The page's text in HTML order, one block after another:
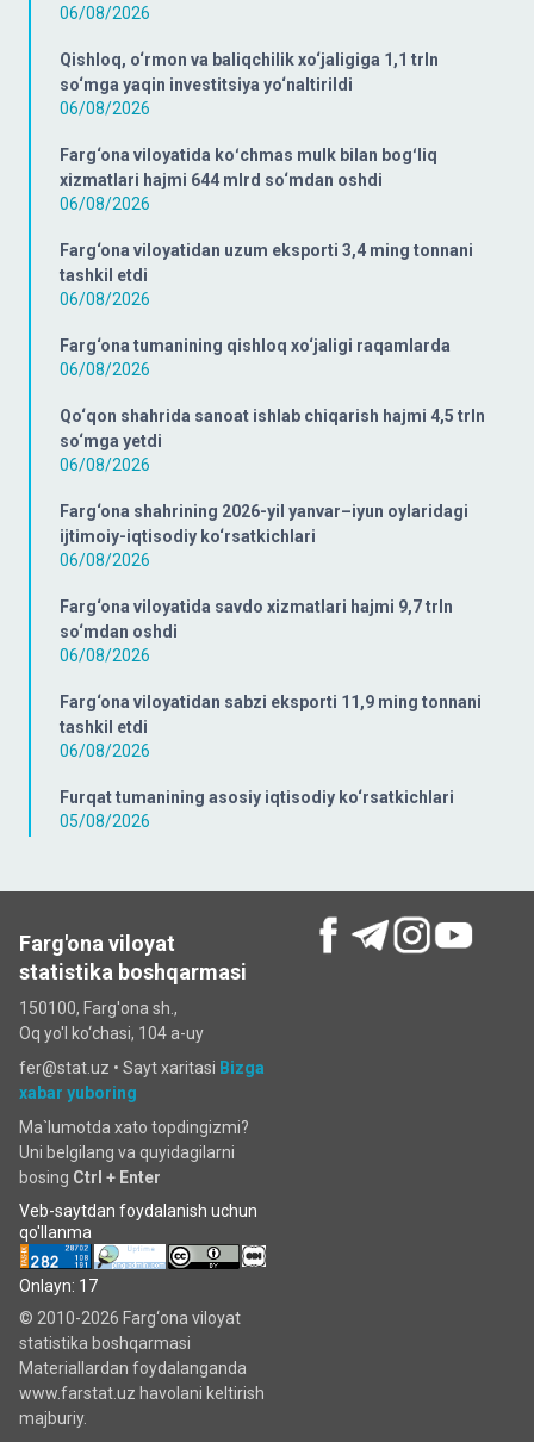
06/08/2026
Qishloq, o‘rmon va baliqchilik xo‘jaligiga 1,1 trln
so‘mga yaqin investitsiya yo‘naltirildi
06/08/2026
Farg‘ona viloyatida koʻchmas mulk bilan bogʻliq
xizmatlari hajmi 644 mlrd so‘mdan oshdi
06/08/2026
Farg‘ona viloyatidan uzum eksporti 3,4 ming tonnani
tashkil etdi
06/08/2026
Farg‘ona tumanining qishloq xo‘jaligi raqamlarda
06/08/2026
Qo‘qon shahrida sanoat ishlab chiqarish hajmi 4,5 trln
so‘mga yetdi
06/08/2026
Farg‘ona shahrining 2026-yil yanvar–iyun oylaridagi
ijtimoiy-iqtisodiy ko‘rsatkichlari
06/08/2026
Farg‘ona viloyatida savdo xizmatlari hajmi 9,7 trln
so‘mdan oshdi
06/08/2026
Farg‘ona viloyatidan sabzi eksporti 11,9 ming tonnani
tashkil etdi
06/08/2026
Furqat tumanining asosiy iqtisodiy ko‘rsatkichlari
05/08/2026
Farg'ona viloyat
statistika boshqarmasi
150100, Farg'ona sh.,
Oq yo'l ko‘chаsi, 104 a-uy
fer@stat.uz • Sayt xaritasi Bizga
xabar yuboring
Ma`lumotda xato topdingizmi?
Uni belgilang va quyidagilarni
bosing Ctrl + Enter
Veb-saytdan foydalanish uchun
qo'llanma
Onlayn: 17
© 2010-2026 Farg‘ona viloyat
statistika boshqarmasi
Materiallardan foydalanganda
www.farstat.uz havolani keltirish
majburiy.